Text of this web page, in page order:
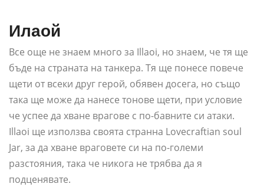
Илаой
Все още не знаем много за Illaoi, но знаем, че тя ще
бъде на страната на танкера. Тя ще понесе повече
щети от всеки друг герой, обявен досега, но също
така ще може да нанесе тонове щети, при условие
че успее да хване врагове с по-бавните си атаки.
Illaoi ще използва своята странна Lovecraftian soul
Jar, за да хване враговете си на по-големи
разстояния, така че никога не трябва да я
подценявате.